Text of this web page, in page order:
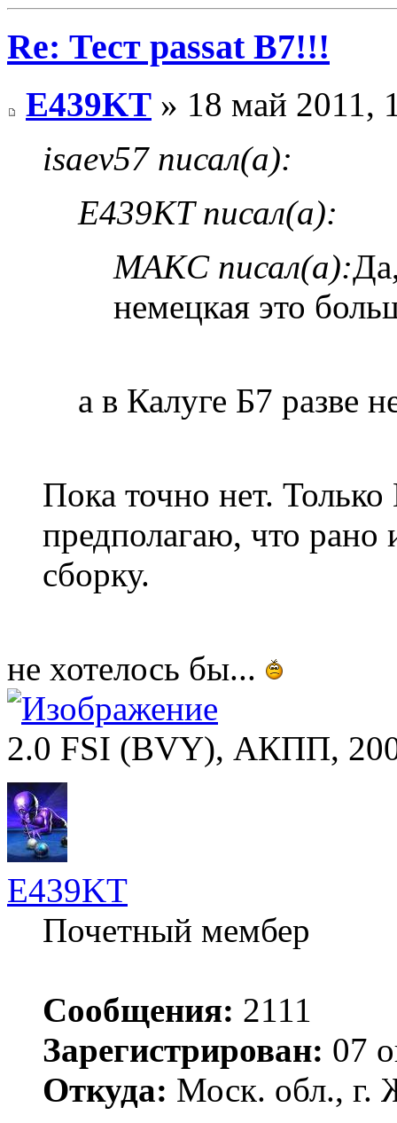
Re: Тест passat B7!!!
E439KT » 18 май 2011,
isaev57 писал(а):
E439KT писал(а):
MAKC писал(а):
немецкая это
а в Калуге Б7 разве
Пока точно нет.
предполагаю, что рано
сборку.
не хотелось бы...
2.0 FSI (BVY), АКПП,
E439KT
Почетный мембер
Сообщения: 2111
Зарегистрирован: 07
Откуда: Моск. обл., г.